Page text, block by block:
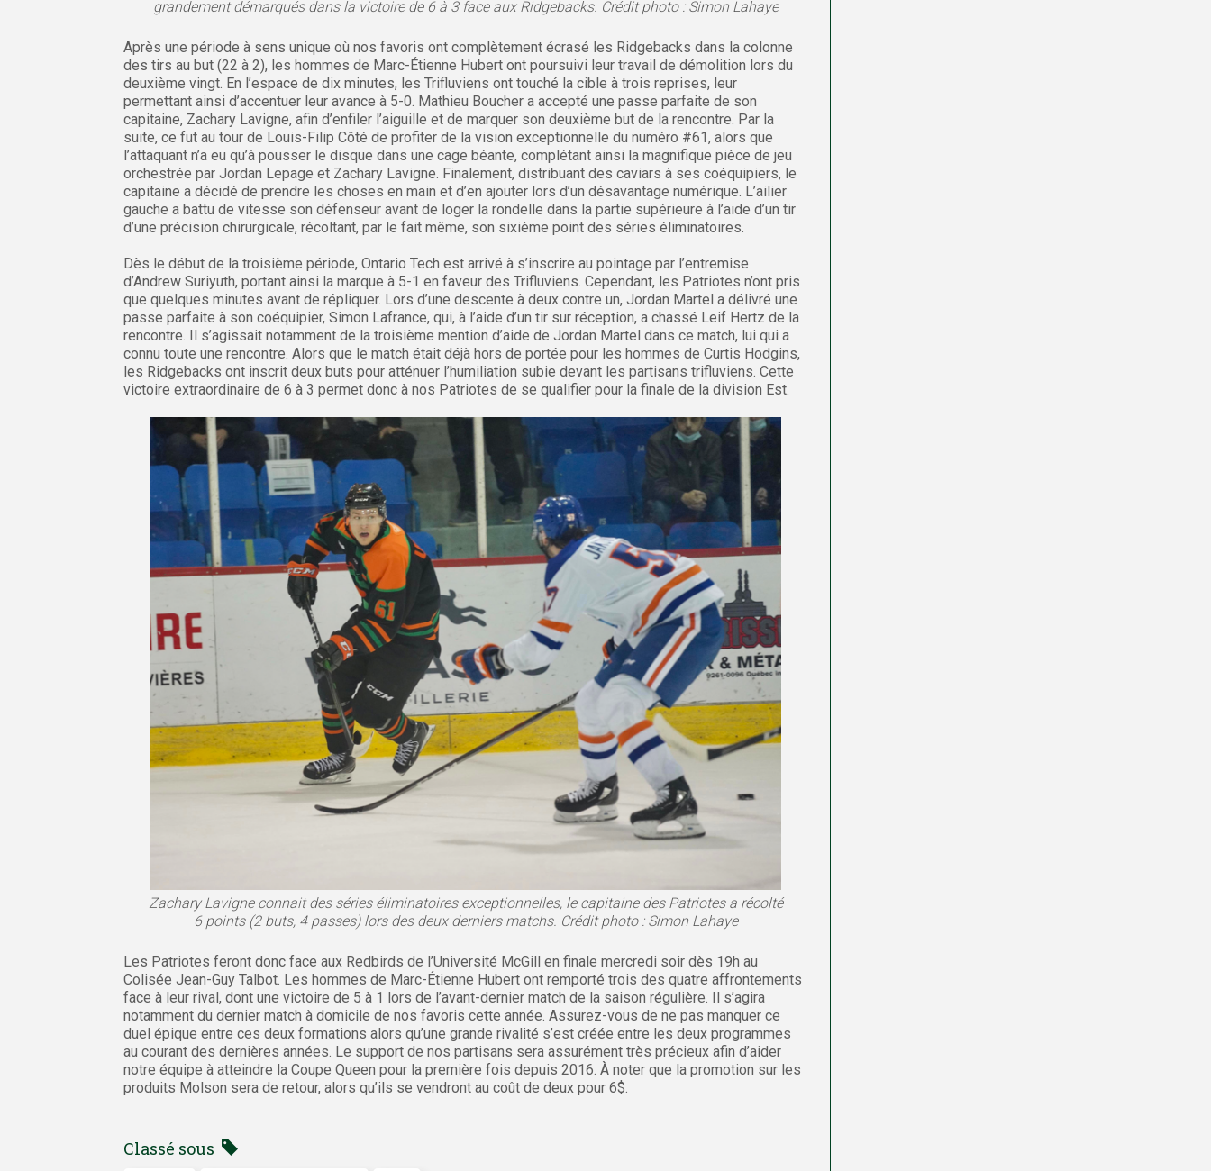
grandement démarqués dans la victoire de 6 à 3 face aux Ridgebacks. Crédit photo : Simon Lahaye
Après une période à sens unique où nos favoris ont complètement écrasé les Ridgebacks dans la colonne
des tirs au but (22 à 2), les hommes de Marc-Étienne Hubert ont poursuivi leur travail de démolition lors du
deuxième vingt. En l’espace de dix minutes, les Trifluviens ont touché la cible à trois reprises, leur
permettant ainsi d’accentuer leur avance à 5-0. Mathieu Boucher a accepté une passe parfaite de son
capitaine, Zachary Lavigne, afin d’enfiler l’aiguille et de marquer son deuxième but de la rencontre. Par la
suite, ce fut au tour de Louis-Filip Côté de profiter de la vision exceptionnelle du numéro #61, alors que
l’attaquant n’a eu qu’à pousser le disque dans une cage béante, complétant ainsi la magnifique pièce de jeu
orchestrée par Jordan Lepage et Zachary Lavigne. Finalement, distribuant des caviars à ses coéquipiers, le
capitaine a décidé de prendre les choses en main et d’en ajouter lors d’un désavantage numérique. L’ailier
gauche a battu de vitesse son défenseur avant de loger la rondelle dans la partie supérieure à l’aide d’un tir
d’une précision chirurgicale, récoltant, par le fait même, son sixième point des séries éliminatoires.
Dès le début de la troisième période, Ontario Tech est arrivé à s’inscrire au pointage par l’entremise
d’Andrew Suriyuth, portant ainsi la marque à 5-1 en faveur des Trifluviens. Cependant, les Patriotes n’ont pris
que quelques minutes avant de répliquer. Lors d’une descente à deux contre un, Jordan Martel a délivré une
passe parfaite à son coéquipier, Simon Lafrance, qui, à l’aide d’un tir sur réception, a chassé Leif Hertz de la
rencontre. Il s’agissait notamment de la troisième mention d’aide de Jordan Martel dans ce match, lui qui a
connu toute une rencontre. Alors que le match était déjà hors de portée pour les hommes de Curtis Hodgins,
les Ridgebacks ont inscrit deux buts pour atténuer l’humiliation subie devant les partisans trifluviens. Cette
victoire extraordinaire de 6 à 3 permet donc à nos Patriotes de se qualifier pour la finale de la division Est.
Zachary Lavigne connait des séries éliminatoires exceptionnelles, le capitaine des Patriotes a récolté
6 points (2 buts, 4 passes) lors des deux derniers matchs. Crédit photo : Simon Lahaye
Les Patriotes feront donc face aux Redbirds de l’Université McGill en finale mercredi soir dès 19h au
Colisée Jean-Guy Talbot. Les hommes de Marc-Étienne Hubert ont remporté trois des quatre affrontements
face à leur rival, dont une victoire de 5 à 1 lors de l’avant-dernier match de la saison régulière. Il s’agira
notamment du dernier match à domicile de nos favoris cette année. Assurez-vous de ne pas manquer ce
duel épique entre ces deux formations alors qu’une grande rivalité s’est créée entre les deux programmes
au courant des dernières années. Le support de nos partisans sera assurément très précieux afin d’aider
notre équipe à atteindre la Coupe Queen pour la première fois depuis 2016. À noter que la promotion sur les
produits Molson sera de retour, alors qu’ils se vendront au coût de deux pour 6$.
Classé sous